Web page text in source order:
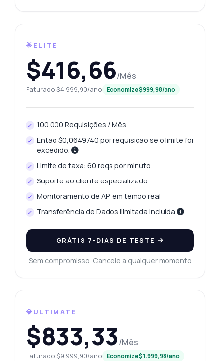
🌟ELITE
$416,66/Mês
Faturado $4.999,90/ano Economize $999,98/ano
100.000 Requisições / Mês
Então $0,0649740 por requisição se o limite for
excedido.
Limite de taxa: 60 reqs por minuto
Suporte ao cliente especializado
Monitoramento de API em tempo real
Transferência de Dados Ilimitada Incluída
GRÁTIS 7-DIAS DE TESTE
Sem compromisso. Cancele a qualquer momento
💎ULTIMATE
$833,33/Mês
Faturado $9.999,90/ano Economize $1.999,98/ano
Pergunte qualquer coisa
Olá! Pergunte qualquer coisa sobre
Obtenha os preços da prata em
de integração, o que precisar.
Quais pesos em gramas estão disponíveis?
Com que frequência os dados são
O que esta API pode fazer?
Mostre-me um exemplo de código